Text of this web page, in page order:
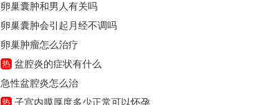
卵巢囊肿和男人有关吗
卵巢囊肿会引起月经不调吗
卵巢肿瘤怎么治疗
热 盆腔炎的症状有什么
急性盆腔炎怎么治
热 子宫内膜厚度多少正常可以怀孕